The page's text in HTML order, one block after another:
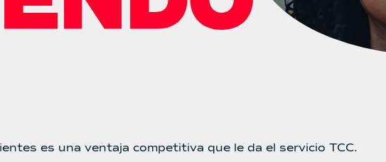
es una ventaja competitiva que le da el servicio TCC.